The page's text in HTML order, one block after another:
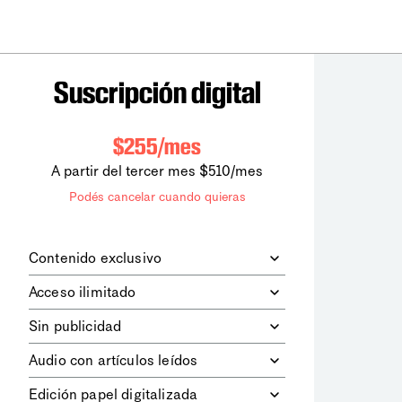
Suscripción digital
$255/mes
A partir del tercer mes $510/mes
Podés cancelar cuando quieras
Contenido exclusivo
digitales dela diaria
los contenidos de Le Monde
diplomatique.
Acceso ilimitado
contenidos.
Sin publicidad
publicitarios.
Audio con artículos leídos
Edición papel digitalizada